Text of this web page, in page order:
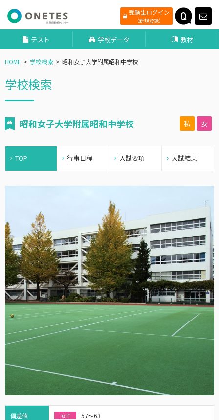
受験生ログイン
（新規登録）
テスト 学校データ 教材
HOME 学校検索 昭和女子大学附属昭和中学校
学校検索
昭和女子大学附属昭和中学校 私 女
TOP 行事日程 入試要項 入試結果
偏差値 女子 57～63